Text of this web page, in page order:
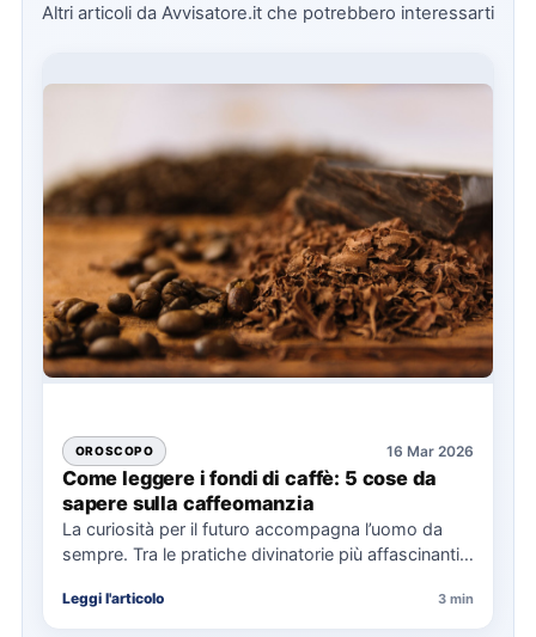
Altri articoli da Avvisatore.it che potrebbero interessarti
OROSCOPO 16 Mar 2026
Come leggere i fondi di caffè: 5 cose da
sapere sulla caffeomanzia
La curiosità per il futuro accompagna l’uomo da
sempre. Tra le pratiche divinatorie più affascinanti e
Leggi l'articolo 3 min